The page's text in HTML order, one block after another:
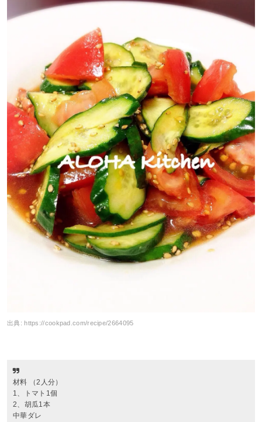
出典: https://cookpad.com/recipe/2664095
材料 （2人分）
1、トマト1個
2、胡瓜1本
中華ダレ